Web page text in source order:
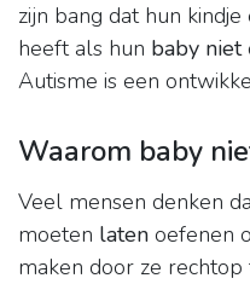
zijn bang dat hun
heeft als hun baby niet
Autisme is een
Waarom baby
Veel mensen denken
moeten laten oefenen
maken door ze